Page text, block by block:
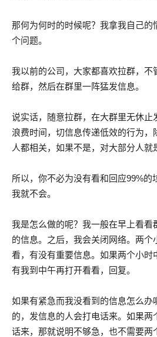
那何为何时的时候呢？我拿我自己的
个问题。
我以前的公司，大家都喜欢拉群，不
给群，然后在群里一阵猛发信息。
说实话，随意拉群，在大群里无休止
浪费时间，切信息传递低效的行为，
人都相关，如果不是，对大部分人就
所以，你不必为没有看和回应99%的
我就不会。
我是怎么做的呢？我一般在早上看看
的信息。之后，我会关闭网络。两个
看，有没有重要信息。如果两个小时
有我到中午再打开看看，回复。
如果有紧急而我没看到的信息怎么办
的，发信息的人会打电话来。如果两
话来，那就说明不够急，也不需要两